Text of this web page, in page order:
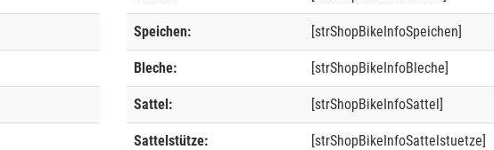
Speichen: [strShopBikeInfoSpeichen]
Bleche: [strShopBikeInfoBleche]
Sattel: [strShopBikeInfoSattel]
Sattelstütze: [strShopBikeInfoSattelstuetze]